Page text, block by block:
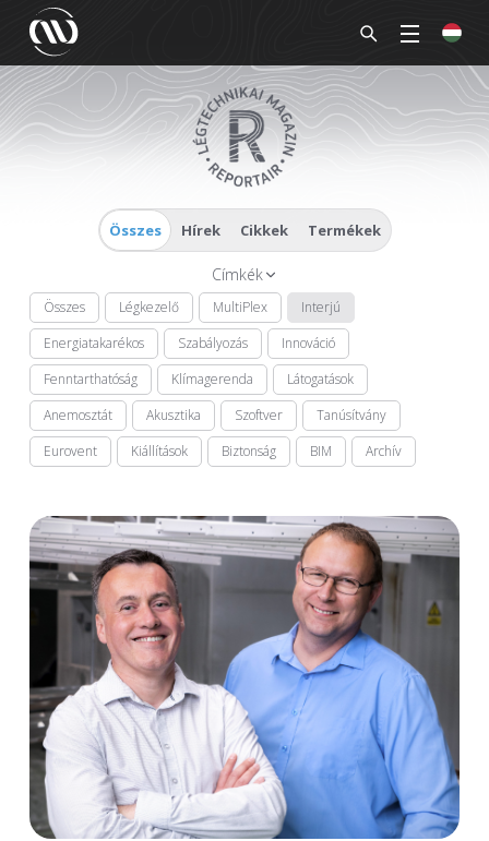
Összes Hírek Cikkek Termékek
Címkék
Összes Légkezelő MultiPlex
Interjú
Energiatakarékos
Szabályozás
Innováció
Fenntarthatóság
Klímagerenda
Látogatások
Anemosztát
Akusztika Szoftver
Tanúsítvány
Eurovent
Kiállítások Biztonság BIM Archív